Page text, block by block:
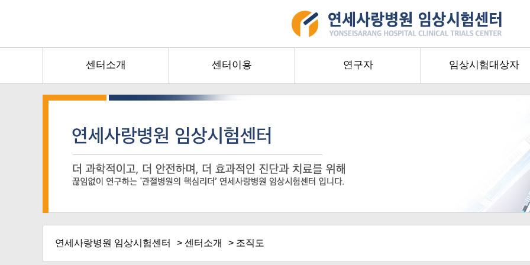
센터소개 센터이용 연구자 임상시험대상자
연세사랑병원 임상시험센터 > 센터소개 > 조직도